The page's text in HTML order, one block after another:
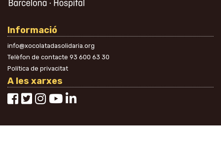
Informació
info@xocolatadasolidaria.org
Telèfon de contacte 93 600 63 30
Política de privacitat
A les xarxes